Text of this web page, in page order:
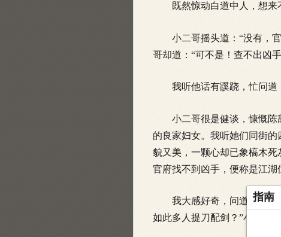
既然惊动白道中人，想来
小二哥摇头道：“没有，官
哥却道：“可不是！查不出凶
我听他话有蹊跷，忙问道
小二哥很是健谈，慷慨陈辞
的良家妇女。我听她们同街
貌又美，一颗心却已象槁木死
官府找不到凶手，便称是江湖
我大感好奇，问道：“可知
如此多人提刀配剑？”小二愣
指南